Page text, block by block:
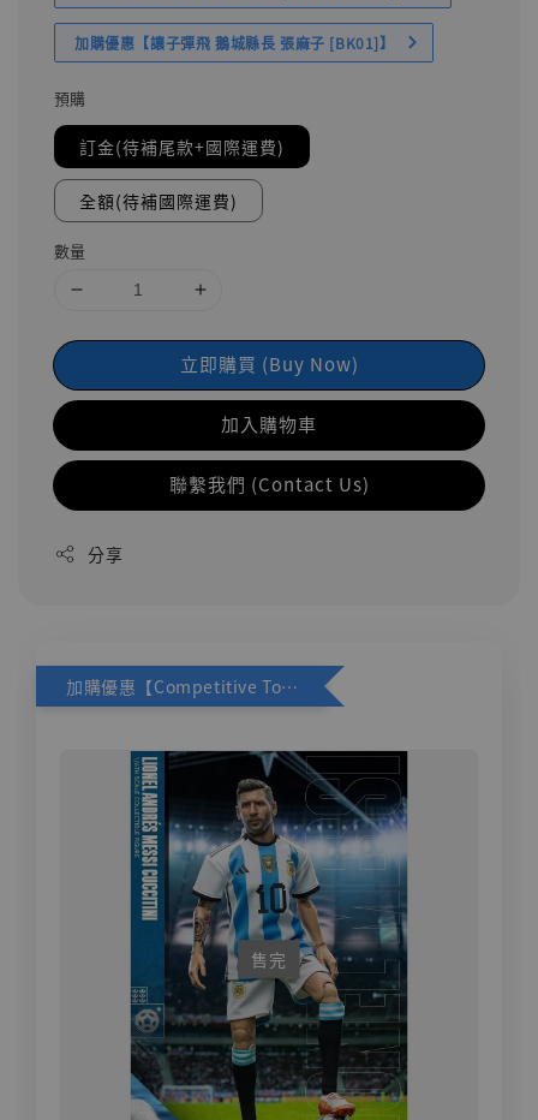
加購優惠【讓子彈飛 鵝城縣長 張麻子 [BK01]】
預購
訂金(待補尾款+國際運費)
全額(待補國際運費)
數量
立即購買 (Buy Now)
加入購物車
聯繫我們 (Contact Us)
分享
加購優惠【Competitive Toys 梅西 [CM001]】
售完